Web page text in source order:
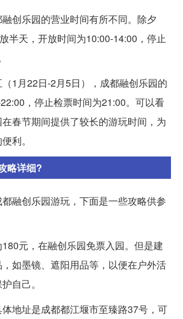
创乐园的营业时间有所不同。除夕
半天，开放时间为10:00-14:00，停止
1月22日-2月5日），成都融创乐园的
，停止检票时间为21:00。可以看
春节期间提供了较长的游玩时间，为
利。
略详细?
融创乐园游玩，下面是一些攻略供参
元，在融创乐园免票入园。但是建
如墨镜、遮阳用品等，以便在户外活
自己。
地址是成都都江堰市至臻路37号，可